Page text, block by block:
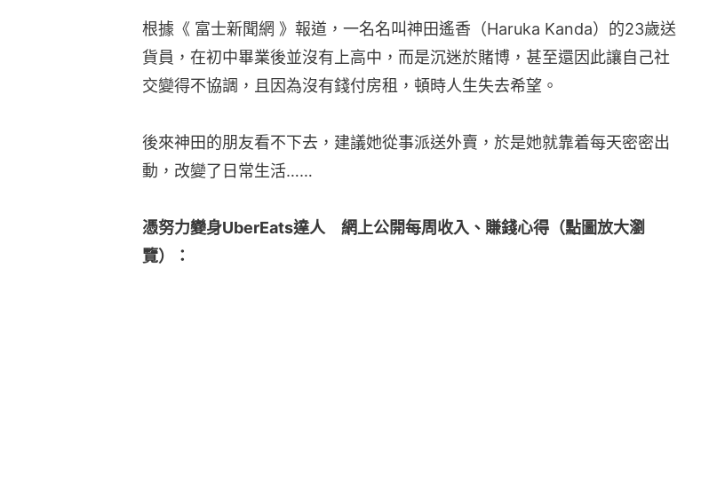
根據《 富士新聞網 》報道，一名名叫神田遙香（Haruka Kanda）的23歲送
貨員，在初中畢業後並沒有上高中，而是沉迷於賭博，甚至還因此讓自己社
交變得不協調，且因為沒有錢付房租，頓時人生失去希望。
後來神田的朋友看不下去，建議她從事派送外賣，於是她就靠着每天密密出
動，改變了日常生活……
憑努力變身UberEats達人　網上公開每周收入、賺錢心得（點圖放大瀏
覽）：